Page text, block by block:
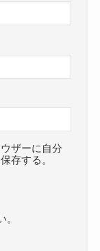
ザーに自分
存する。